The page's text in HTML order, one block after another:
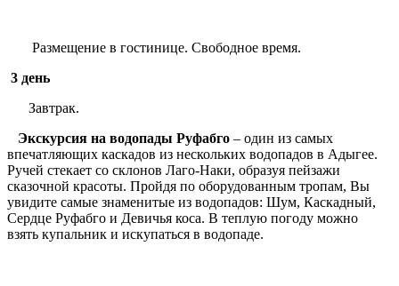
Размещение в гостинице. Свободное время.
3 день
Завтрак.
Экскурсия на водопады Руфабго – один из самых
впечатляющих каскадов из нескольких водопадов в Адыгее.
Ручей стекает со склонов Лаго-Наки, образуя пейзажи
сказочной красоты. Пройдя по оборудованным тропам, Вы
увидите самые знаменитые из водопадов: Шум, Каскадный,
Сердце Руфабго и Девичья коса. В теплую погоду можно
взять купальник и искупаться в водопаде.